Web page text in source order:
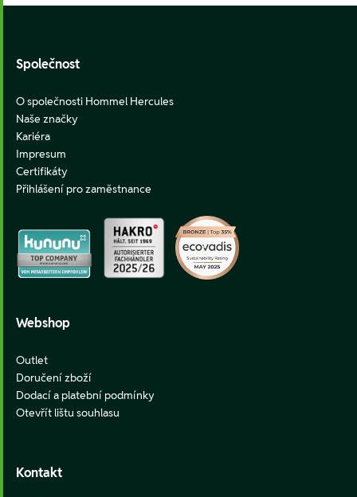
Footer
Společnost
O společnosti Hommel Hercules
Naše značky
Kariéra
Impresum
Certifikáty
Přihlášení pro zaměstnance
Webshop
Outlet
Doručení zboží
Dodací a platební podmínky
Otevřít lištu souhlasu
Kontakt